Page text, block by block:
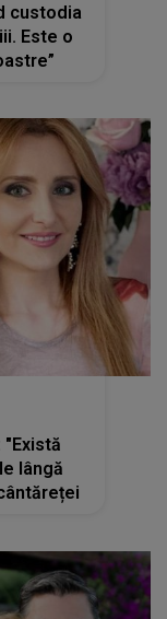
custodia
Este o
lângă